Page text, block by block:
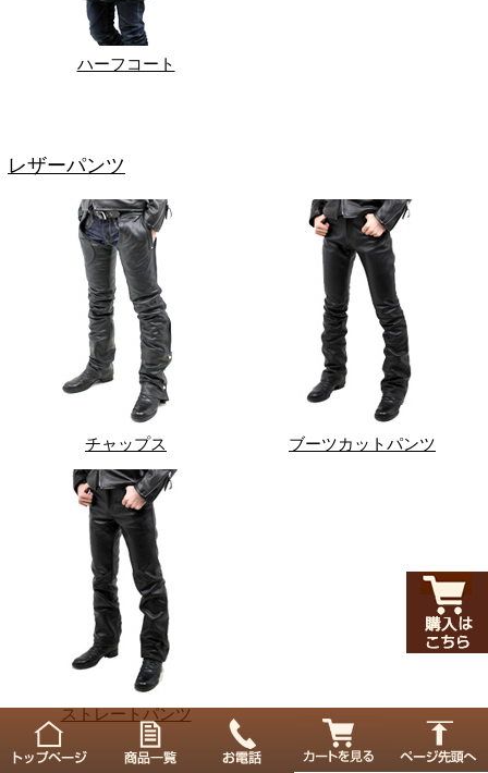
ハーフコート
レザーパンツ
チャップス ブーツカットパンツ
ストレートパンツ